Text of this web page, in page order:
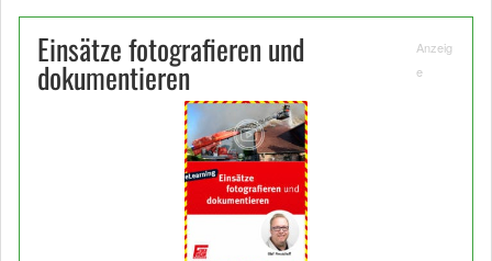
Einsätze fotografieren und
dokumentieren
Anzeig
e